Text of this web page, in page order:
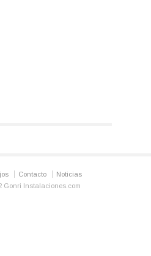
Contacto
Noticias
Gonri Instalaciones.com